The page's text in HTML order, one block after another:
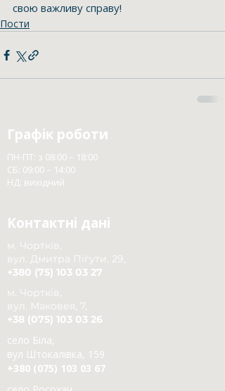
свою важливу справу!
Пости
Графік роботи
ПН-ПТ: з 08:00 – 18:00
СБ: 09:00 – 14:00
НД: вихідний
Контактні дані
м. Чортків,
вул. Дмитра Пігути, 29,
+380 (75) 103 03 27
м. Чортків,
вул. Маковея, 7,
+38 (075) 103 03 26
село Біла,
вул Штокалівка, 159
+380 (075) 103 03 67